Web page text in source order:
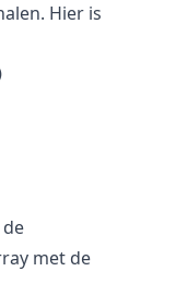
Hier is
met de